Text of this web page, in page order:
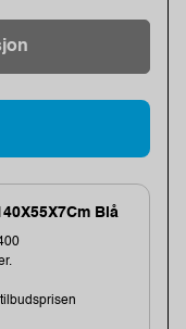
Blå